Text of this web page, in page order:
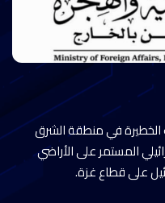
الخطيرة في منطقة الشرق
المستمر على الأراضي
على قطاع غزة.